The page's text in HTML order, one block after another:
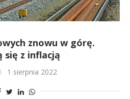
znowu w górę.
się z inflacją
1 sierpnia 2022